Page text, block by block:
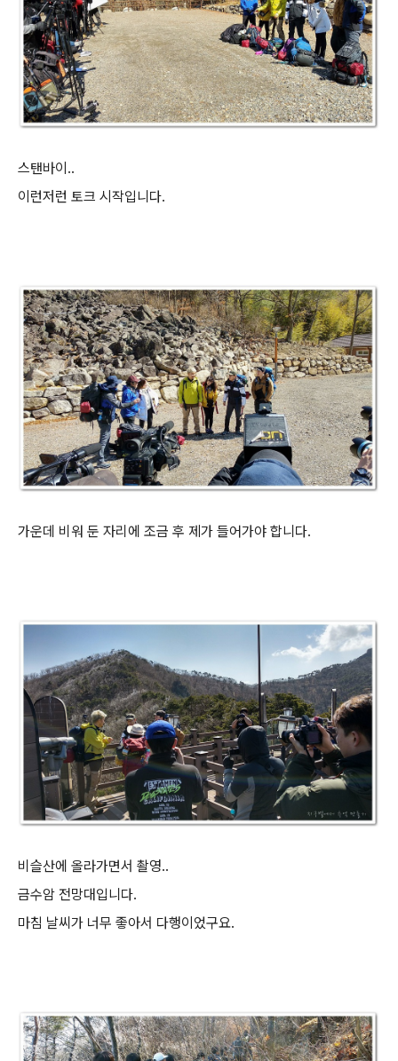
스탠바이..
이런저런 토크 시작입니다.
가운데 비워 둔 자리에 조금 후 제가 들어가야 합니다.
비슬산에 올라가면서 촬영..
금수암 전망대입니다.
마침 날씨가 너무 좋아서 다행이었구요.